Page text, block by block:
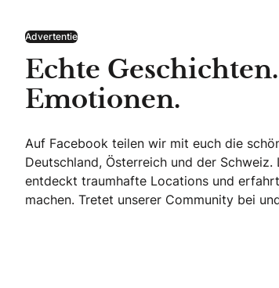
Advertentie
Echte
Emotionen.
Auf Facebook teilen wir mit euch die
Deutschland, Österreich und der
entdeckt traumhafte Locations und
machen. Tretet unserer Community bei